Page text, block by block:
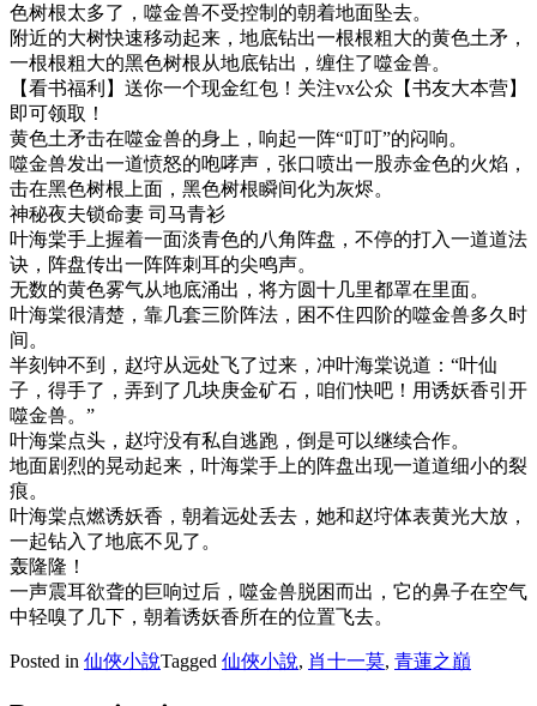
色树根太多了，噬金兽不受控制的朝着地面坠去。
附近的大树快速移动起来，地底钻出一根根粗大的黄色土矛，
一根根粗大的黑色树根从地底钻出，缠住了噬金兽。
【看书福利】送你一个现金红包！关注vx公众【书友大本营】
即可领取！
黄色土矛击在噬金兽的身上，响起一阵“叮叮”的闷响。
噬金兽发出一道愤怒的咆哮声，张口喷出一股赤金色的火焰，
击在黑色树根上面，黑色树根瞬间化为灰烬。
神秘夜夫锁命妻 司马青衫
叶海棠手上握着一面淡青色的八角阵盘，不停的打入一道道法
诀，阵盘传出一阵阵刺耳的尖鸣声。
无数的黄色雾气从地底涌出，将方圆十几里都罩在里面。
叶海棠很清楚，靠几套三阶阵法，困不住四阶的噬金兽多久时
间。
半刻钟不到，赵垨从远处飞了过来，冲叶海棠说道：“叶仙
子，得手了，弄到了几块庚金矿石，咱们快吧！用诱妖香引开
噬金兽。”
叶海棠点头，赵垨没有私自逃跑，倒是可以继续合作。
地面剧烈的晃动起来，叶海棠手上的阵盘出现一道道细小的裂
痕。
叶海棠点燃诱妖香，朝着远处丢去，她和赵垨体表黄光大放，
一起钻入了地底不见了。
轰隆隆！
一声震耳欲聋的巨响过后，噬金兽脱困而出，它的鼻子在空气
中轻嗅了几下，朝着诱妖香所在的位置飞去。
Posted in 仙俠小說Tagged 仙俠小說, 肖十一莫, 青蓮之巔